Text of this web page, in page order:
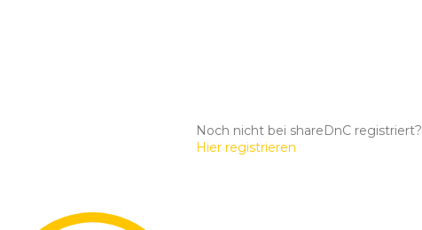
Noch nicht bei shareDnC registriert?
Hier registrieren